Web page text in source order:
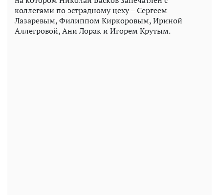
коллегами по эстрадному цеху – Сергеем
Лазаревым, Филиппом Киркоровым, Ириной
Аллегровой, Ани Лорак и Игорем Крутым.